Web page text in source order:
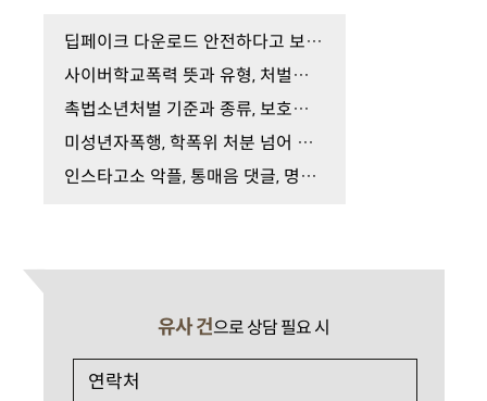
딥페이크 다운로드 안전하다고 보십니까
사이버학교폭력 뜻과 유형, 처벌부터 변호사의 학폭…
촉법소년처벌 기준과 종류, 보호처분 수위 낮추는 소…
미성년자폭행, 학폭위 처분 넘어 형사처벌까지? 학교…
인스타고소 악플, 통매음 댓글, 명예훼손, 모욕죄 신…
유사 건으로 상담 필요 시